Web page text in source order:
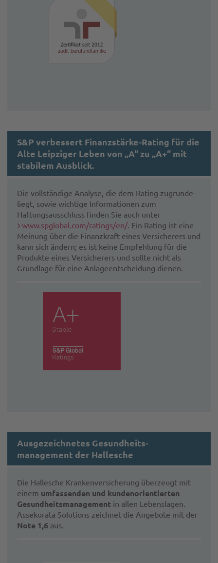
S&P verbessert Finanzstärke-Rating für die
Alte Leipziger Leben von „A“ zu „A+“ mit
stabilem Ausblick.
Die vollständige Analyse, die dem Rating zugrunde
liegt, sowie wichtige Informationen zum
Haftungsausschluss finden Sie auch unter
www.spglobal.com/ratings/en/. Ein Rating ist eine
Meinung über die Finanzkraft eines Versicherers und
kann sich ändern; es ist keine Empfehlung für die
Produkte eines Versicherers und sollte nicht als
Grundlage für eine Anlageentscheidung dienen.
Ausgezeichnetes Gesundheits­
management der Hallesche
Die Hallesche Krankenversicherung überzeugt mit
einem umfassenden und kundenorientierten
Gesundheits­management in allen Lebenslagen.
Assekurata Solutions zeichnet die Angebote mit der
Note 1,6 aus.